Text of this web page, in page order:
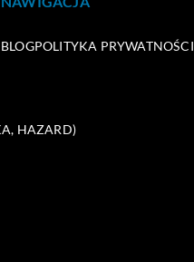
BLOGPOLITYKA PRYWATNOŚCI
HAZARD)